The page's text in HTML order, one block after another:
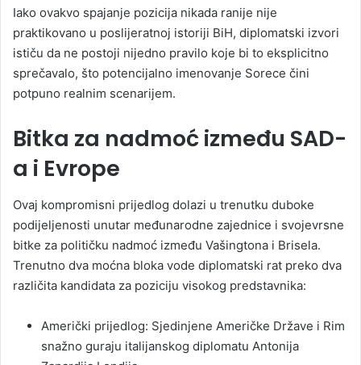
Iako ovakvo spajanje pozicija nikada ranije nije
praktikovano u poslijeratnoj istoriji BiH, diplomatski izvori
ističu da ne postoji nijedno pravilo koje bi to eksplicitno
sprečavalo, što potencijalno imenovanje Sorece čini
potpuno realnim scenarijem.
Bitka za nadmoć između SAD-
a i Evrope
Ovaj kompromisni prijedlog dolazi u trenutku duboke
podijeljenosti unutar međunarodne zajednice i svojevrsne
bitke za političku nadmoć između Vašingtona i Brisela.
Trenutno dva moćna bloka vode diplomatski rat preko dva
različita kandidata za poziciju visokog predstavnika:
Američki prijedlog: Sjedinjene Američke Države i Rim
snažno guraju italijanskog diplomatu Antonija